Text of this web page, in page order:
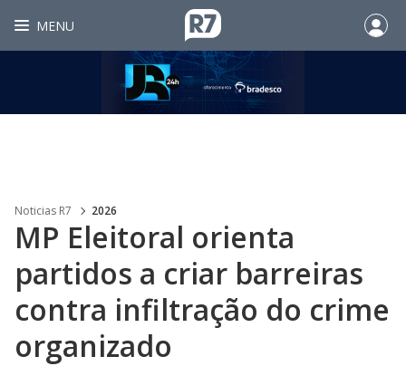
MENU
Noticias R7 2026
MP Eleitoral orienta
partidos a criar barreiras
contra infiltração do crime
organizado